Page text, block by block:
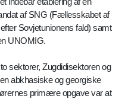
af SNG (Fællesskabet af
Sovjetunionens fald) samt
UNOMIG.
sektorer, Zugdidisektoren og
abkhasiske og georgiske
primære opgave var at